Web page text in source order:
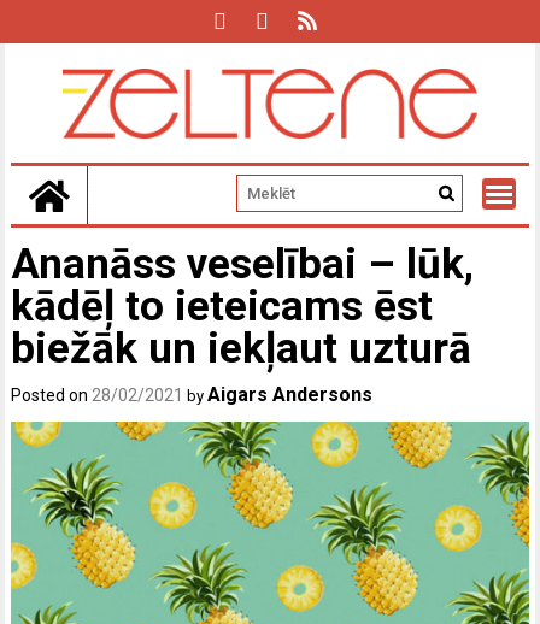
Ananāss veselībai – lūk,
kādēļ to ieteicams ēst
biežāk un iekļaut uzturā
Posted on 28/02/2021 byAigars Andersons